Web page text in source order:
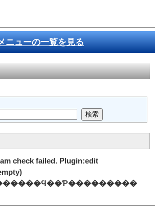
ニューの一覧を見る
check failed. Plugin:edit